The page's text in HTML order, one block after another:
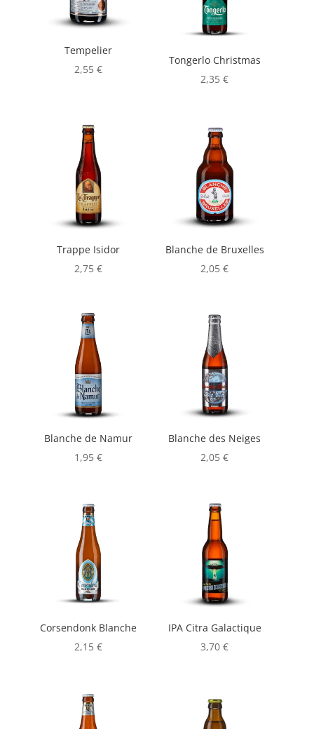
Tempelier
2,55 €
Tongerlo Christmas
2,35€
Trappe Isidor
2,75 €
Blanche de Bruxelles
2,05€
Blanche de Namur
1,95 €
Blanche des Neiges
2,05€
Corsendonk Blanche
2,15 €
IPA Citra Galactique
3,70€